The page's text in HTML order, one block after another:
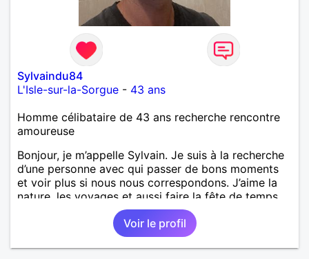
Sylvaindu84
L'Isle-sur-la-Sorgue - 43 ans
Homme célibataire de 43 ans recherche rencontre
amoureuse
Bonjour, je m’appelle Sylvain. Je suis à la recherche
d’une personne avec qui passer de bons moments
et voir plus si nous nous correspondons. J’aime la
nature, les voyages et aussi faire la fête de temps
en temps ;-)Je suis papa d’un petit garçon de 7 ans
dont je m’occupe en garde alternée. J’aime à peu
près tous les styles de musique. (Oui je suis pas
trop fan de Jul). Je fais du sport pour garder la
Voir le profil